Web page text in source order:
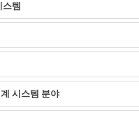
스템
시스템 분야